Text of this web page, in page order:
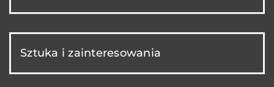
Sztuka i zainteresowania